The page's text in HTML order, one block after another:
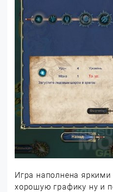
Игра наполнена
хорошую графику ну и